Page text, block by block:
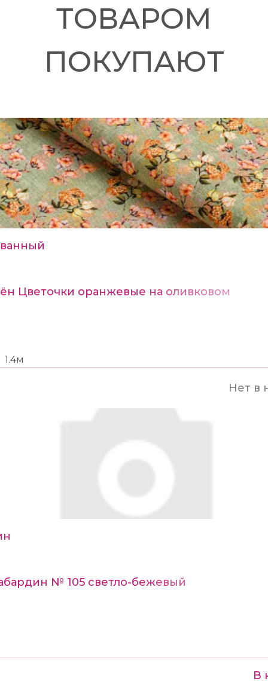
ТОВАРОМ
ПОКУПАЮТ
Цветочки оранжевые на оливковом
1.4м
Нет в
№ 105 светло-бежевый
В